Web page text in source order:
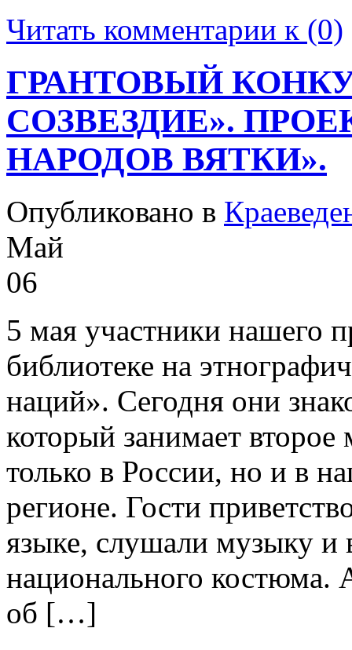
Читать комментарии к (0)
ГРАНТОВЫЙ
СОЗВЕЗДИЕ».
НАРОДОВ ВЯТКИ».
Опубликовано в
Май
06
5 мая участники нашего
библиотеке на
наций». Сегодня они
который занимает
только в России, но и в
регионе. Гости
языке, слушали музыку и
национального костюма.
об […]